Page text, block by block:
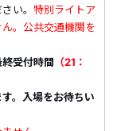
さい。特別ライトア
。公共交通機関を
受付時間 （21：
。入場をお待ちい